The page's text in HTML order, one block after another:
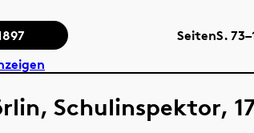
SeitenS.
Schulinspektor,